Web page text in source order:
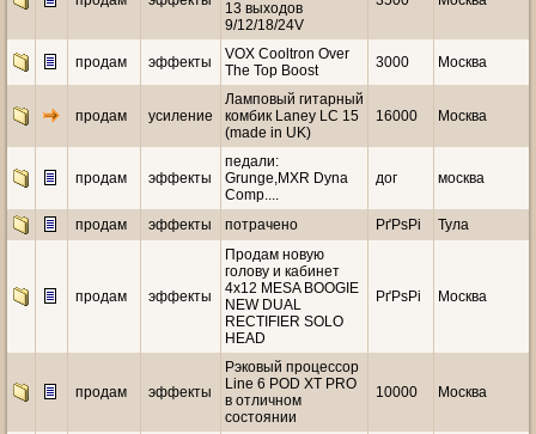
13 выходов
9/12/18/24V
продам эффекты
VOX Cooltron Over
The Top Boost
3000 Москва
продам усиление
Ламповый гитарный
комбик Laney LC 15
(made in UK)
16000 Москва
продам эффекты
педали:
Grunge,MXR Dyna
Comp....
дог москва
продам эффекты потрачено РґРѕРі Тула
продам эффекты
Продам новую
голову и кабинет
4х12 MESA BOOGIE
NEW DUAL
RECTIFIER SOLO
HEAD
РґРѕРі Москва
продам эффекты
Рэковый процессор
Line 6 POD XT PRO
в отличном
состоянии
10000 Москва